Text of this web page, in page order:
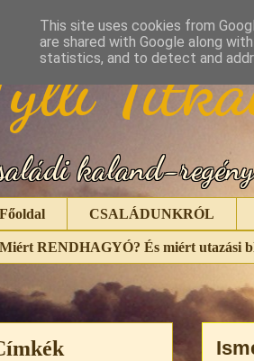
kaland-
Főoldal CSALÁDUNKRÓL
Miért RENDHAGYÓ? És miért utazási
This site uses cookies from
are shared with Google along
statistics, and to detect and